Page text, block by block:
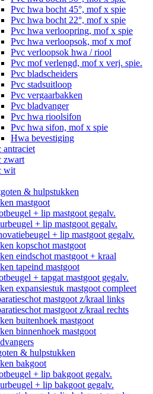
Pvc hwa bocht 45°, mof x spie
Pvc hwa bocht 22°, mof x spie
Pvc hwa verloopring, mof x spie
Pvc hwa verloopsok, mof x mof
Pvc verloopsok hwa / riool
Pvc mof verlengd, mof x verj. spie.
Pvc bladscheiders
Pvc stadsuitloop
Pvc vergaarbakken
Pvc bladvanger
Pvc hwa rioolsifon
Pvc hwa sifon, mof x spie
Hwa bevestiging
antraciet
zwart
wit
& hulpstukken
mastgoot
+ lip mastgoot gegalv.
+ lip mastgoot gegalv.
+ lip mastgoot gegalv.
kopschot mastgoot
eindschot mastgoot + kraal
tapeind mastgoot
+ tapgat mastgoot gegalv.
expansiestuk mastgoot compleet
mastgoot z/kraal links
mastgoot z/kraal rechts
buitenhoek mastgoot
binnenhoek mastgoot
& hulpstukken
bakgoot
+ lip bakgoot gegalv.
+ lip bakgoot gegalv.